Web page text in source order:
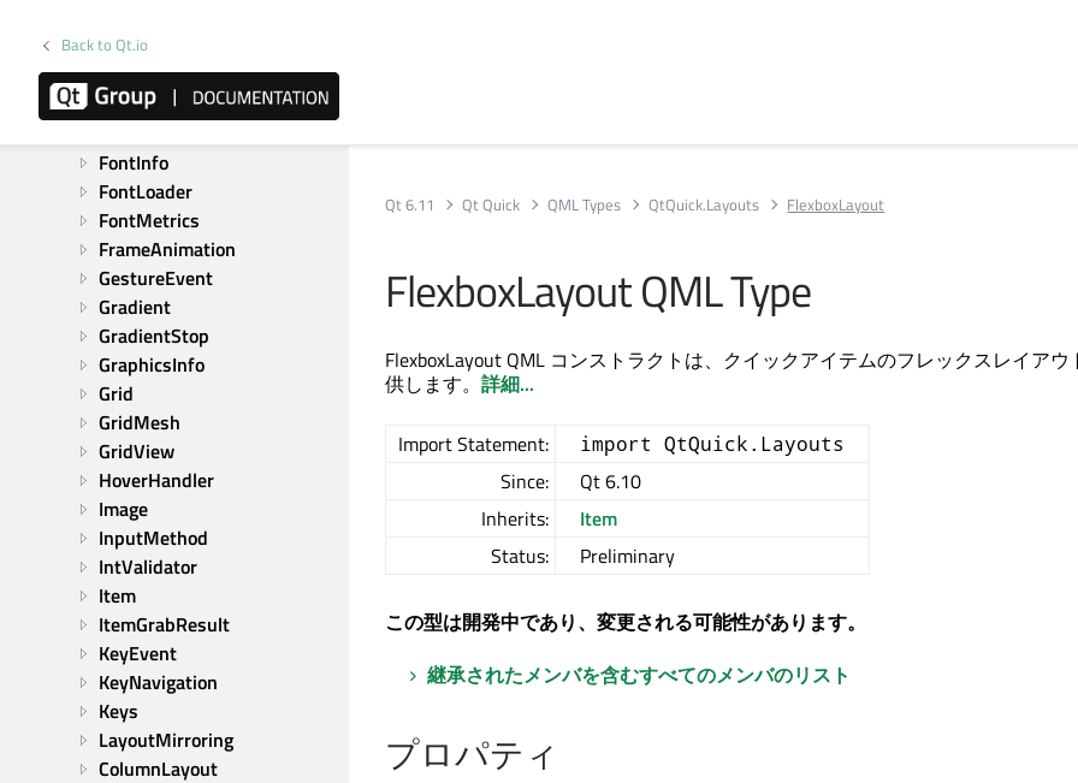
Back to Qt.io
Flickable
Flipable
Flow
FontInfo
FontLoader
FontMetrics
FrameAnimation
GestureEvent
Gradient
GradientStop
GraphicsInfo
Grid
GridMesh
GridView
HoverHandler
Image
InputMethod
IntValidator
Item
ItemGrabResult
KeyEvent
KeyNavigation
Keys
LayoutMirroring
ColumnLayout
Qt 6.11 Qt Quick QML Types QtQuick.Layouts FlexboxLayout
FlexboxLayout QML Type
FlexboxLayout QML コンストラクトは、クイックアイテムのフレックスレイアウ
供します。 詳細...
Import Statement: import QtQuick.Layouts
Since:
Qt 6.10
Inherits:
Item
Status:
Preliminary
この型は開発中であり、変更される可能性があります。
継承されたメンバを含むすべてのメンバのリスト
プロパティ